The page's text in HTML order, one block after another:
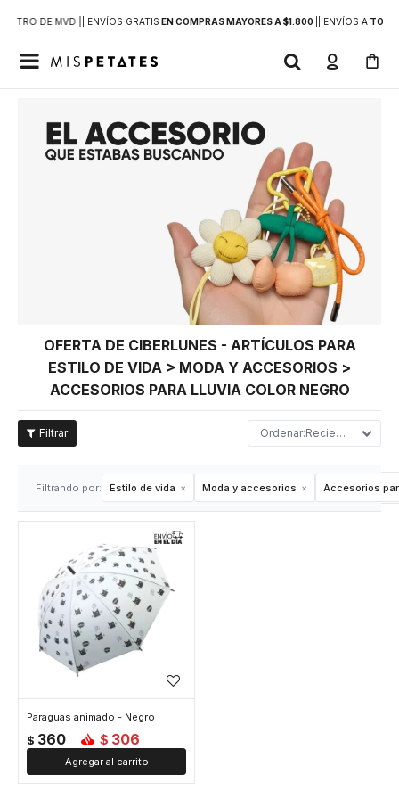
DE MVD | | ENVÍOS GRATIS EN COMPRAS MAYORES A $1.800 | ENVÍOS ATODO

OFERTA DE CIBERLUNES - ARTÍCULOS PARA
ESTILO DE VIDA > MODA Y ACCESORIOS >
ACCESORIOS PARA LLUVIA COLOR NEGRO
Recientes
Filtrando por: Estilo de vida Moda y accesorios Accesorios
Paraguas animado - Negro
$ 360 $ 306